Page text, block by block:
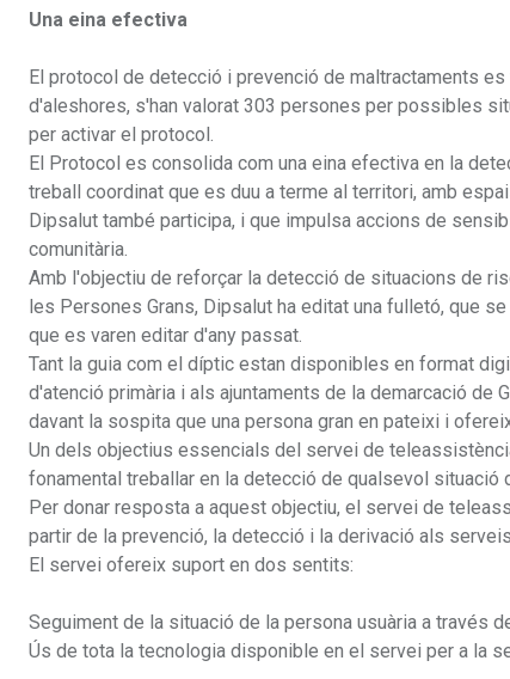
Una eina efectiva
El protocol de detecció i prevenció de maltractaments
d'aleshores, s'han valorat 303 persones per possibles
per activar el protocol.
El Protocol es consolida com una eina efectiva en la
treball coordinat que es duu a terme al territori, amb
Dipsalut també participa, i que impulsa accions de
comunitària.
Amb l'objectiu de reforçar la detecció de situacions de
les Persones Grans, Dipsalut ha editat una fulletó, que
que es varen editar d'any passat.
Tant la guia com el díptic estan disponibles en format
d'atenció primària i als ajuntaments de la demarcació de
davant la sospita que una persona gran en pateixi i
Un dels objectius essencials del servei de
fonamental treballar en la detecció de qualsevol
Per donar resposta a aquest objectiu, el servei de
partir de la prevenció, la detecció i la derivació als
El servei ofereix suport en dos sentits:
Seguiment de la situació de la persona usuària a través
Ús de tota la tecnologia disponible en el servei per a la